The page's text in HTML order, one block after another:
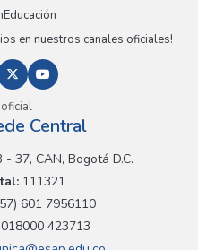
en nuestros canales oficiales!
Central
37, CAN, Bogotá D.C.
111321
601 7956110
018000 423713